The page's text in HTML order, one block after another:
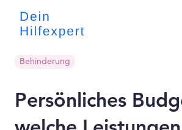
Behinderung
Persönliches